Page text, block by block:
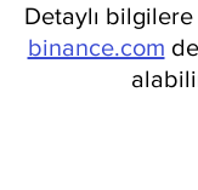
Detaylı
binance.com